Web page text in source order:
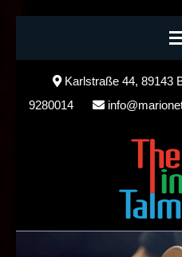
Karlstraße 44, 89143
9280014